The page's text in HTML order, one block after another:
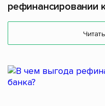
рефинансировании